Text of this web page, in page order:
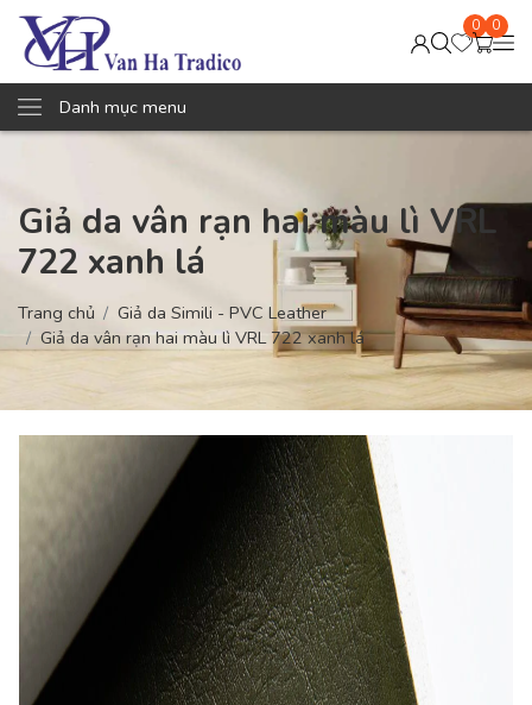
0 0
Danh mục menu
Giả da vân rạn hai màu lì VRL
722 xanh lá
Trang chủ
Giả da Simili - PVC Leather
Giả da vân rạn hai màu lì VRL 722 xanh lá